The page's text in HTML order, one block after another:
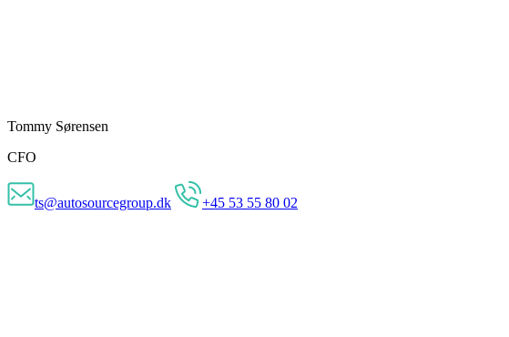
Tommy Sørensen
CFO
ts@autosourcegroup.dk +45 53 55 80 02